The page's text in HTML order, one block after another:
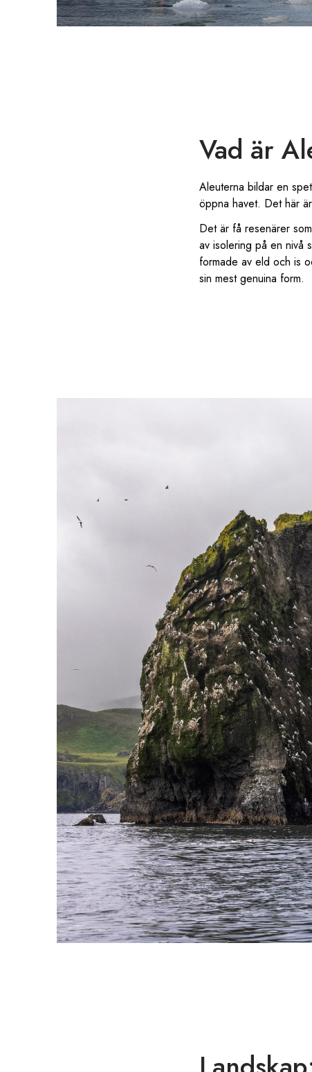
Vad är
Aleuterna bildar en
öppna havet. Det här
Det är få resenärer
av isolering på en nivå
formade av eld och is
sin mest genuina form.